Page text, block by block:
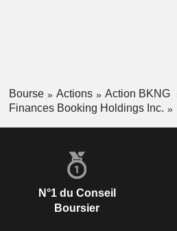
Bourse Actions
Action BKNG
Finances Booking Holdings Inc.
N°1 du Conseil
Boursier